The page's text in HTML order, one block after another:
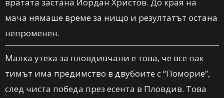
мача нямаше време за нищо и резултатът остана
непроменен.
Малка утеха за пловдивчани е това, че все пак
тимът има предимство в двубоите с “Поморие”,
след чиста победа през есента в Пловдив. Това